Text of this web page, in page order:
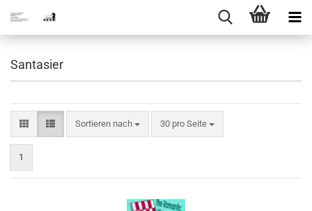
Santasier
Sortieren nach
Sortieren nach 30 pro Seite
pro Seite
1